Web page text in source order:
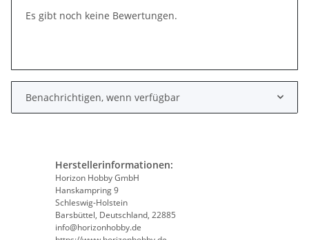
Es gibt noch keine Bewertungen.
Benachrichtigen, wenn verfügbar
Herstellerinformationen:
Horizon Hobby GmbH
Hanskampring 9
Schleswig-Holstein
Barsbüttel, Deutschland, 22885
info@horizonhobby.de